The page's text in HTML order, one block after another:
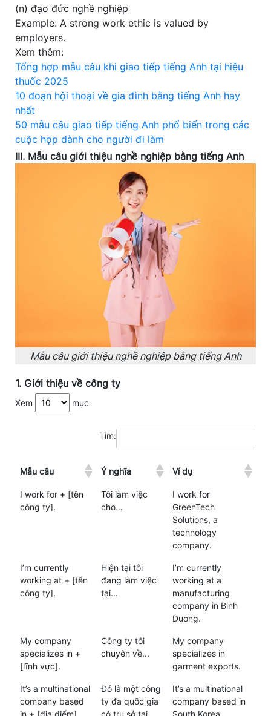
(n) đạo đức nghề nghiệp
Example: A strong work ethic is valued by
employers.
Xem thêm:
Tổng hợp mẫu câu khi giao tiếp tiếng Anh tại hiệu
thuốc 2025
10 đoạn hội thoại về gia đình bằng tiếng Anh hay
nhất
50 mẫu câu giao tiếp tiếng Anh phổ biến trong các
cuộc họp dành cho người đi làm
III. Mẫu câu giới thiệu nghề nghiệp bằng tiếng Anh
Mẫu câu giới thiệu nghề nghiệp bằng tiếng Anh
1. Giới thiệu về công ty
Xem mục
Tìm:
Mẫu câu Ý nghĩa Ví dụ
I work for + [tên
công ty].
Tôi làm việc
cho...
I work for
GreenTech
Solutions, a
technology
company.
I’m currently
working at + [tên
công ty].
Hiện tại tôi
đang làm việc
tại...
I’m currently
working at a
manufacturing
company in Binh
Duong.
My company
specializes in +
[lĩnh vực].
Công ty tôi
chuyên về...
My company
specializes in
garment exports.
It’s a multinational
company based
Đó là một công
ty đa quốc gia
It’s a multinational
company based in